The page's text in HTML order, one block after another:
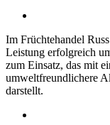
Im Früchtehandel
Leistung erfolgreich
zum Einsatz, das mit
umweltfreundlichere
darstellt.